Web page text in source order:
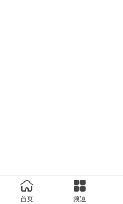
首页 频道